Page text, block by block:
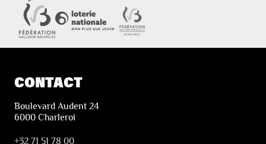
CONTACT
Boulevard Audent 24
6000 Charleroi
+32 71 51 78 00